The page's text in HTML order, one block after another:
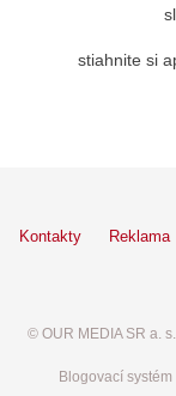
stiahnite si
Kontakty Reklama
© OUR MEDIA SR a.
Blogovací